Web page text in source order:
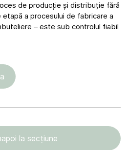
de producție și distribuție fără
a procesului de fabricare a
– este sub controlul fiabil
la secțiune